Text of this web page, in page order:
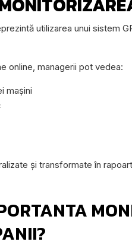
utilizarea unui sistem
online, managerii pot vedea:
mașini
și transformate în